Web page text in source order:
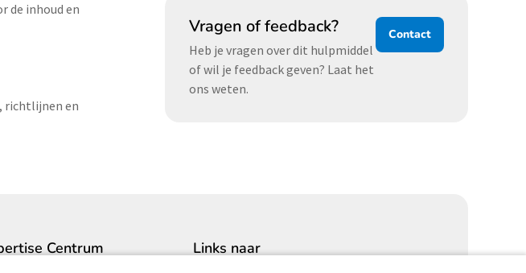
de inhoud en
richtlijnen en
Vragen of feedback?
Heb je vragen over dit hulpmiddel
of wil je feedback geven? Laat het
ons weten.
Contact
Centrum Links naar